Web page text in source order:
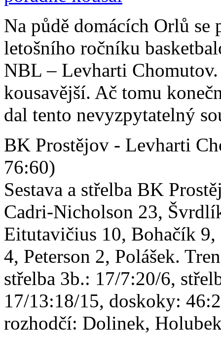
Na půdě domácích Orlů se
letošního ročníku
NBL – Levharti
kousavější. Ač tomu
dal tento nevyzpytatelný
BK Prostějov - Levharti
76:60)
Sestava a střelba BK
Cadri-Nicholson 23,
Eitutavičius 10, Bohačík
4, Peterson 2, Polášek.
střelba 3b.: 17/7:20/6,
17/13:18/15, doskoky:
rozhodčí: Dolinek,